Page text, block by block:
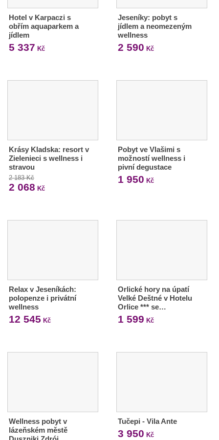
Hotel v Karpaczi s
obřím aquaparkem a
jídlem
5 337 Kč
Jeseníky: pobyt s
jídlem a neomezeným
wellness
2 590 Kč
Krásy Kladska: resort v
Zielenieci s wellness i
stravou
2 183 Kč
2 068 Kč
Pobyt ve Vlašimi s
možností wellness i
pivní degustace
1 950 Kč
Relax v Jeseníkách:
polopenze i privátní
wellness
12 545 Kč
Orlické hory na úpatí
Velké Deštné v Hotelu
Orlice *** se…
1 599 Kč
Wellness pobyt v
lázeňském městě
Tučepi - Vila Ante
3 950 Kč